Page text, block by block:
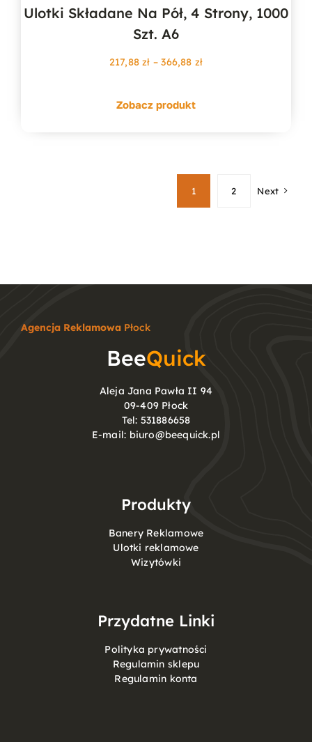
Ulotki Składane Na Pół, 4 Strony, 1000
Szt. A6
217,88zł – 366,88 złZakres
Zobacz produkt
1 2 Next
Agencja ReklamowaPłock
BeeQuick
Aleja Jana Pawła II 94
09-409 Płock
Tel: 531886658
E-mail: biuro@beequick.pl
Produkty
Banery Reklamowe
Ulotki reklamowe
Wizytówki
Przydatne Linki
Polityka prywatności
Regulamin sklepu
Regulamin konta